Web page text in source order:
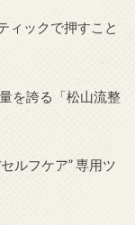
ィックで押すこと
を誇る「松山流整
ルフケア” 専用ツ